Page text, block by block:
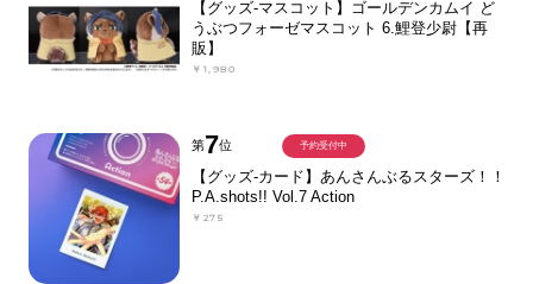
【グッズ-マスコット】ゴールデンカムイ ど
うぶつフォーゼマスコット 6.鯉登少尉【再
販】
￥1,980
第7位
【グッズ-カード】あんさんぶるスターズ！！
P.A.shots!! Vol.7 Action
￥275
予約受付中